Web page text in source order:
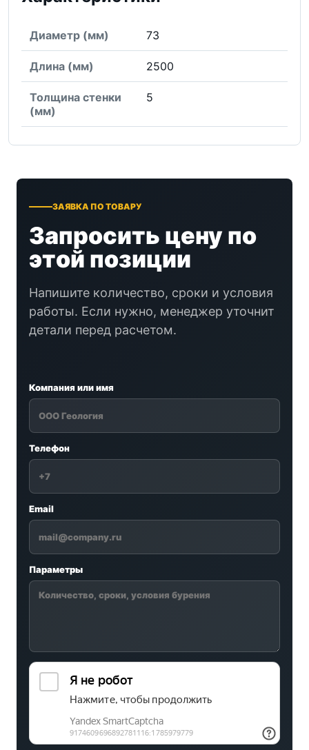
Диаметр (мм) 73
Длина (мм) 2500
Толщина стенки
(мм)
5
ЗАЯВКА ПО ТОВАРУ
Запросить цену по
этой позиции
Напишите количество, сроки и условия
работы. Если нужно, менеджер уточнит
детали перед расчетом.
Компания или имя
Телефон
Email
Параметры